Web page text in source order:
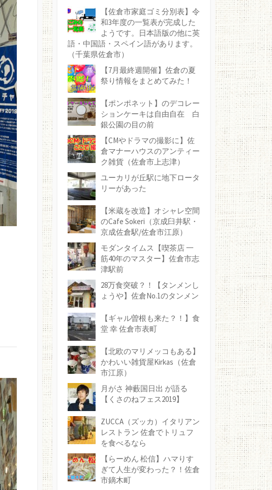
【佐倉市家庭ゴミ分別表】令
和3年度の一覧表が完成した
ようです。日本語版の他に英
語・中国語・スペイン語があります。
（千葉県佐倉市）
【7月最終週開催】佐倉の夏
祭り情報をまとめてみた！
【ポンポネット】のデコレー
ションケーキは自由自在 白
銀公園の目の前
【CMやドラマの撮影に】佐
倉マナーハウスのアンティー
ク雑貨（佐倉市上志津）
ユーカリが丘駅に地下ロータ
リーがあった
【米蔵を改造】オシャレ空間
のCafe Sokeri（京成臼井駅・
京成佐倉駅/佐倉市江原）
モダンタイムス【喫茶店 一
筋40年のマスター】佐倉市志
津駅前
28万食突破？！【タンメンし
ょうや】佐倉No.1のタンメン
【ギャル曽根も来た？！】食
堂 幸 佐倉市表町
【北欧のマリメッコもある】
かわいい雑貨屋Kirkas（佐倉
市江原）
月がさ 神藪国日出 が語る
【くさのねフェス2019】
ZUCCA（ズッカ）イタリアン
レストラン 佐倉でトリュフ
を食べるなら
【らーめん 松信】ハマりす
ぎて人生が変わった？！佐倉
市鏑木町